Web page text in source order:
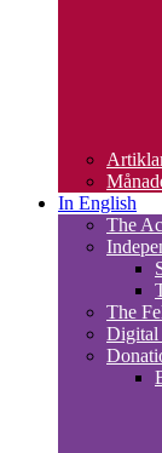
In English
The
The
Digital